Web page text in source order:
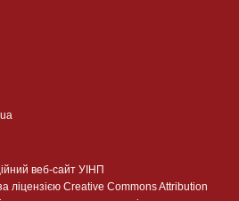
веб-сайт УІНП
ліцензією Creative Commons Attribution